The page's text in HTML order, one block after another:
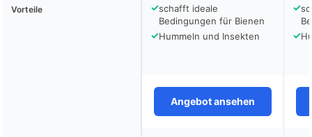
Vorteile ✓schafft ideale
Bedingungen für Bienen
✓Hummeln und Insekten
✓
✓
Angebot ansehen